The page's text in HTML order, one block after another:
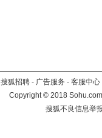
搜狐招聘 - 广告服务 - 客服中心
Copyright©2018
搜狐不良信息举